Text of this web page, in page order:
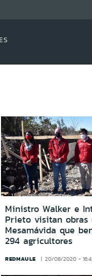
Ministro Walker e
Prieto visitan obras
Mesamávida que
294 agricultores
REDMAULE 20/08/2020 -